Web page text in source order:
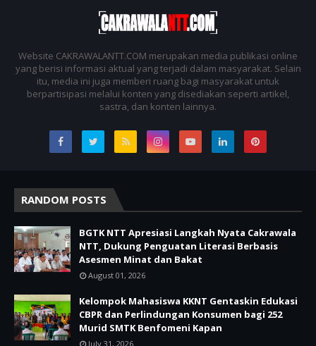
Website CAKRAWALANTT.COM merupakan media publikasi online
yang berisi informasi aktual yang terjadi dalam masyarakat. Selain
itu, media ini juga memberi ruang bagi masyarakat untuk
berpartisipasi melalui konten yang disediakan seperti artikel,
sastra, dan konten lainnya.
RANDOM POSTS
BGTK NTT Apresiasi Langkah Nyata Cakrawala
NTT, Dukung Penguatan Literasi Berbasis
Asesmen Minat dan Bakat
August 01, 2026
Kelompok Mahasiswa KKNT Gentaskin Edukasi
CBPR dan Perlindungan Konsumen bagi 252
Murid SMTK Benfomeni Kapan
July 31, 2026